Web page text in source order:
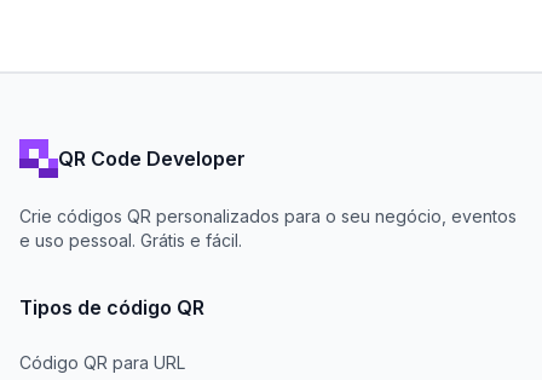
QR Code Developer
Crie códigos QR personalizados para o seu negócio, eventos
e uso pessoal. Grátis e fácil.
Tipos de código QR
Código QR para URL